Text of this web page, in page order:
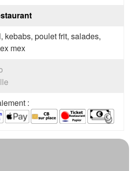
kebabs, poulet frit, salades,
mex
: